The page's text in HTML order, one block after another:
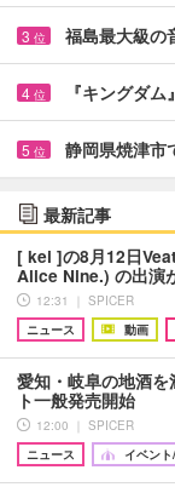
3 位 福島最大級
4 位 『キングダ
5 位 静岡県焼津
最新記事
[ kei ]の8月12日
Alice Nine.) の出演
12:31 ｜ SPICER
ニュース
動画
愛知・岐阜の地酒
ト一般発売開始
12:00 ｜ SPICER
ニュース
イベン